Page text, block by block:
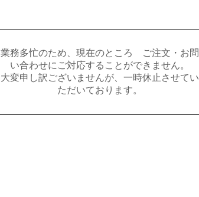
業務多忙のため、現在のところ ご注文・お問
い合わせにご対応することができません。
大変申し訳ございませんが、一時休止させてい
ただいております。